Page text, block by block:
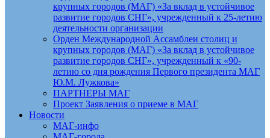
крупных городов (МАГ) «За вклад в устойчивое
развитие городов СНГ», учрежденный к 25-летию
деятельности организации
Орден Международной Ассамблеи столиц и
крупных городов (МАГ) «За вклад в устойчивое
развитие городов СНГ», учрежденный к «90-
летию со дня рождения Первого президента МАГ
Ю.М. Лужкова»
ПАРТНЕРЫ МАГ
Проект Заявления о приеме в МАГ
Новости
МАГ-инфо